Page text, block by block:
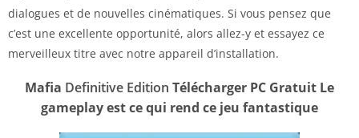
dialogues et de nouvelles cinématiques. Si vous pensez que
c’est une excellente opportunité, alors allez-y et essayez ce
merveilleux titre avec notre appareil d’installation.
Mafia Definitive Edition Télécharger PC Gratuit Le
gameplay est ce qui rend ce jeu fantastique